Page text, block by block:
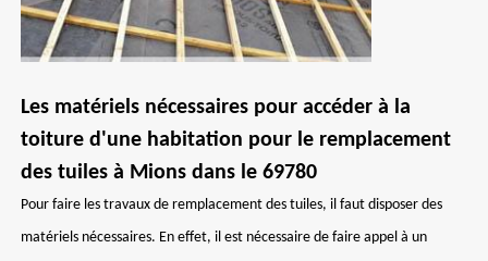
Les matériels nécessaires pour accéder à la
toiture d'une habitation pour le remplacement
des tuiles à Mions dans le 69780
Pour faire les travaux de remplacement des tuiles, il faut disposer des
matériels nécessaires. En effet, il est nécessaire de faire appel à un